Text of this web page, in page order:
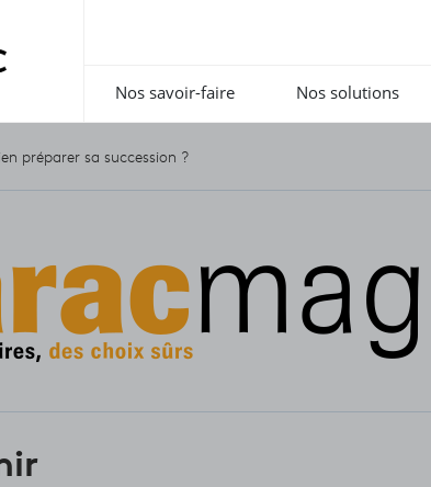
Nos savoir-faire Nos solutions
préparer sa succession ?